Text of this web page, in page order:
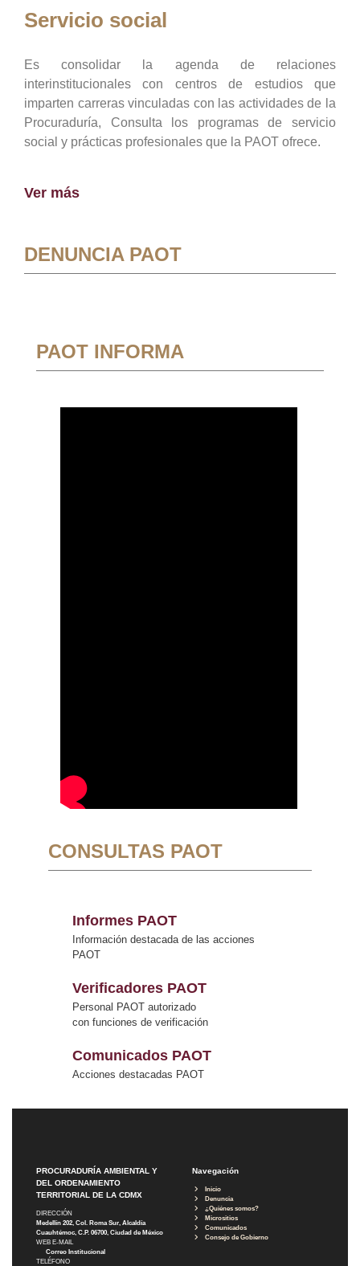
Servicio social
Es consolidar la agenda de relaciones
interinstitucionales con centros de estudios que
imparten carreras vinculadas con las actividades de la
Procuraduría, Consulta los programas de servicio
social y prácticas profesionales que la PAOT ofrece.
Ver más
DENUNCIA PAOT
PAOT INFORMA
CONSULTAS PAOT
Informes PAOT
Información destacada de las acciones
PAOT
Verificadores PAOT
Personal PAOT autorizado
con funciones de verificación
Comunicados PAOT
Acciones destacadas PAOT
PROCURADURÍA AMBIENTAL Y
DEL ORDENAMIENTO
TERRITORIAL DE LA CDMX
DIRECCIÓN
Medellín 202, Col. Roma Sur, Alcaldía
Cuauhtémoc, C.P. 06700, Ciudad de México
WEB E-MAIL
Correo Institucional
TELÉFONO
Navegación
Inicio
Denuncia
¿Quiénes somos?
Micrositios
Comunicados
Consejo de Gobierno